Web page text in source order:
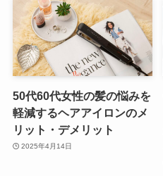
50代60代女性の髪の悩みを
軽減するヘアアイロンのメ
リット・デメリット
2025年4月14日